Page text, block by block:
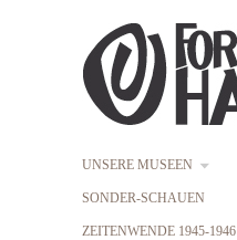
UNSERE MUSEEN
SONDER-SCHAUEN
ZEITENWENDE 1945-1946